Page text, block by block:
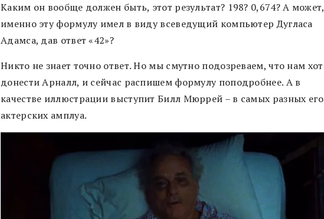
Каким он вообще должен быть, этот результат? 198? 0,674? А может,
именно эту формулу имел в виду всеведущий компьютер Дугласа
Адамса, дав ответ «42»?
Никто не знает точно ответ. Но мы смутно подозреваем, что нам
донести Арналл, и сейчас распишем формулу поподробнее. А в
качестве иллюстрации выступит Билл Мюррей – в самых разных его
актерских амплуа.